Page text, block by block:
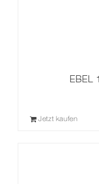
EBEL
Jetzt kaufen